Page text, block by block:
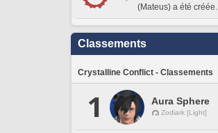
(Mateus) a été créée.
Classements
Crystalline Conflict - Classements
1 Aura Sphere
Zodiark [Light]